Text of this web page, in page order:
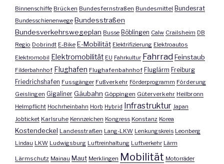
Binnenschiffe Brücken Bundesfernstraßen Bundesmittel Bundesrat
Bundesschienenwege Bundesstraßen
Bundesverkehrswegeplan Busse Böblingen Calw Crailsheim DB
Regio Dobrindt E-Bike E-Mobilität Elektrifizierung Elektroautos
Elektromobil Elektromobilität EU Fahrkultur FahrradFeinstaub
Filderbahnhof Flughafen Flughafenbahnhof Fluglärm Freiburg
Friedrichshafen Fussgänger Fußverkehr Förderprogramm Förderung
Geislingen Gigaliner Gäubahn Göppingen Güterverkehr Heilbronn
Helmpflicht Hochrheinbahn Horb Hybrid Infrastruktur Japan
Jobticket Karlsruhe Kennzeichen Kongress Konstanz Korea
Kostendeckel Landesstraßen Lang-LKW Lenkungskreis Leonberg
Lindau LKW Ludwigsburg Luftreinhaltung Luftverkehr Lärm
Lärmschutz Mainau Maut Merklingen Mobilität Motorräder